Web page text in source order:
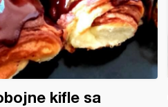
kifle sa